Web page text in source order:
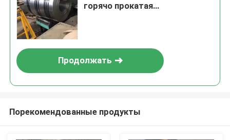
горячо прокатая
Продолжать
Порекомендованные продукты